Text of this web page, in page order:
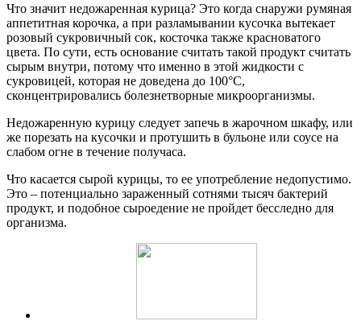
Что значит недожаренная курица? Это когда снаружи румяная
аппетитная корочка, а при разламывании кусочка вытекает
розовый сукровичный сок, косточка также красноватого
цвета. По сути, есть основание считать такой продукт считать
сырым внутри, потому что именно в этой жидкости с
сукровицей, которая не доведена до 100°С,
сконцентрировались болезнетворные микроорганизмы.
Недожаренную курицу следует запечь в жарочном шкафу, или
же порезать на кусочки и протушить в бульоне или соусе на
слабом огне в течение получаса.
Что касается сырой курицы, то ее употребление недопустимо.
Это – потенциально зараженный сотнями тысяч бактерий
продукт, и подобное сыроедение не пройдет бесследно для
организма.